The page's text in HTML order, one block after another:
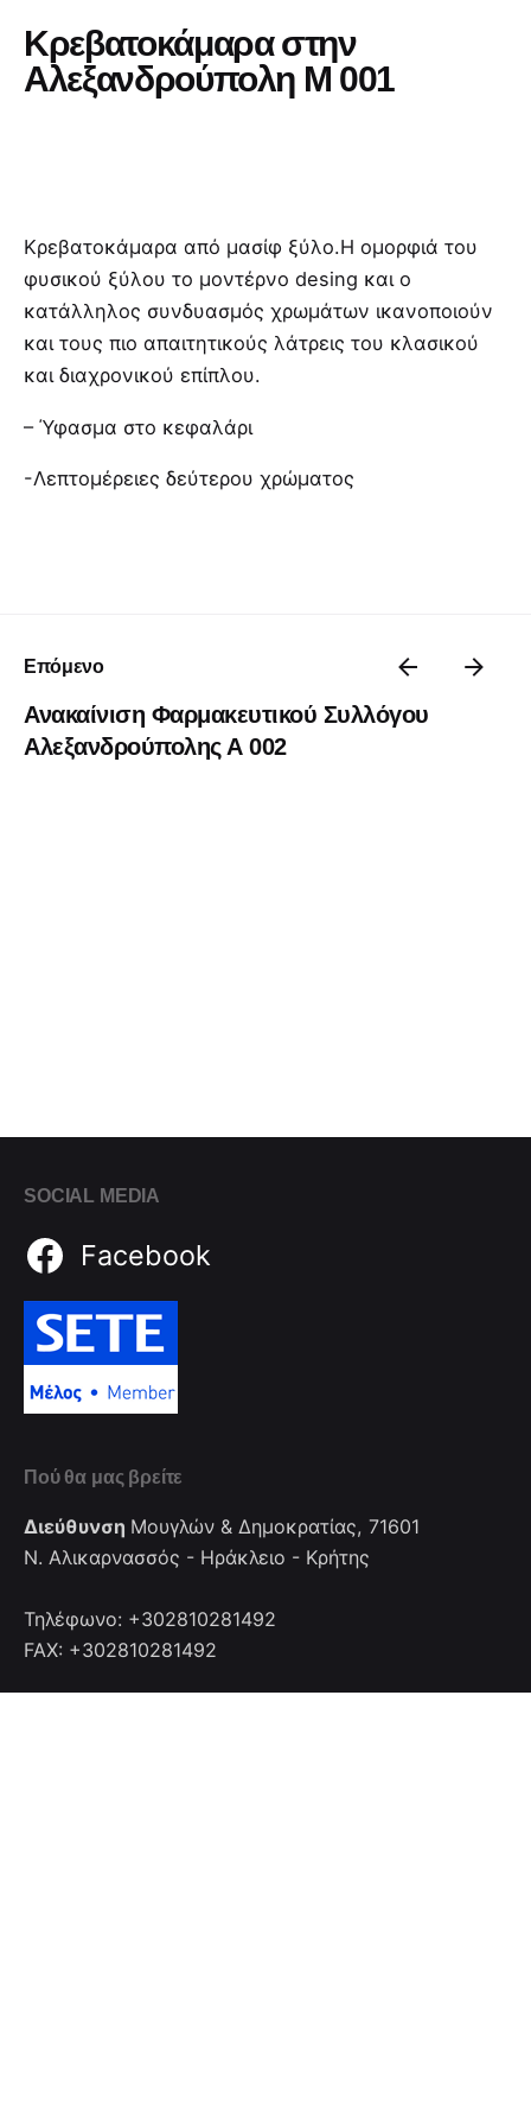
Κρεβατοκάμαρα στην
Αλεξανδρούπολη Μ 001
Κρεβατοκάμαρα από μασίφ ξύλο.Η ομορφιά του
φυσικού ξύλου το μοντέρνο desing και ο
κατάλληλος συνδυασμός χρωμάτων ικανοποιούν
και τους πιο απαιτητικούς λάτρεις του κλασικού
και διαχρονικού επίπλου.
– Ύφασμα στο κεφαλάρι
-Λεπτομέρειες δεύτερου χρώματος
Επόμενο
Ανακαίνιση Φαρμακευτικού Συλλόγου
Αλεξανδρούπολης Α 002
SOCIAL MEDIA
Facebook
Πού θα μας βρείτε
Διεύθυνση Μουγλών & Δημοκρατίας, 71601
Ν. Αλικαρνασσός - Ηράκλειο - Κρήτης
Τηλέφωνο: +302810281492
FAX: +302810281492